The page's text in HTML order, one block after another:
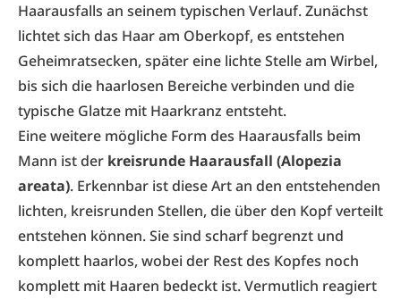
Haarausfalls an seinem typischen Verlauf. Zunächst
lichtet sich das Haar am Oberkopf, es entstehen
Geheimratsecken, später eine lichte Stelle am Wirbel,
bis sich die haarlosen Bereiche verbinden und die
typische Glatze mit Haarkranz entsteht.
Eine weitere mögliche Form des Haarausfalls beim
Mann ist der kreisrunde Haarausfall (Alopezia
areata). Erkennbar ist diese Art an den entstehenden
lichten, kreisrunden Stellen, die über den Kopf verteilt
entstehen können. Sie sind scharf begrenzt und
komplett haarlos, wobei der Rest des Kopfes noch
komplett mit Haaren bedeckt ist. Vermutlich reagiert